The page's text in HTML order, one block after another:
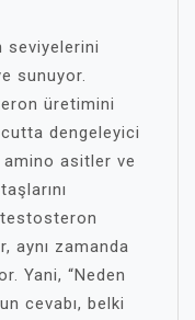
seviyelerini
sunuyor.
üretimini
dengeleyici
asitler ve
aynı zamanda
Yani, “Neden
cevabı, belki